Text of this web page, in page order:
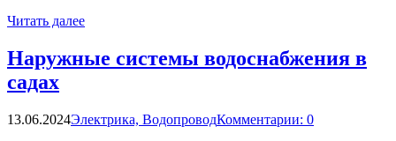
Читать далее
Наружные системы водоснабжения в
садах
13.06.2024Электрика, ВодопроводКомментарии: 0